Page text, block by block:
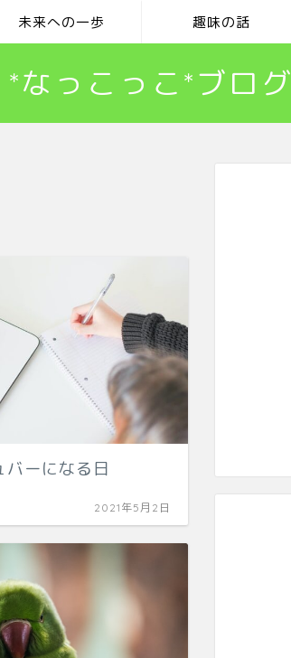
未来への一歩 趣味の話
なっこっこ*ブログ
ーになる日
2021年5月2日